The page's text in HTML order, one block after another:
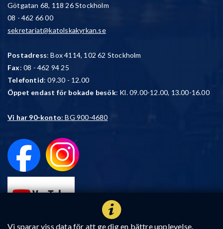
Vi sparar viss data för att ge dig en bättre upplevelse.
Götgatan 68, 118 26 Stockholm
08 - 462 66 00
sekretariat@katolskakyrkan.se
Postadress: Box 4114, 102 62 Stockholm
Fax: 08 - 462 94 25
Telefontid: 09.30 - 12.00
Öppet endast för bokade besök: Kl. 09.00-12.00, 13.00-16.00
Vi har 90-konto: BG 900-4680